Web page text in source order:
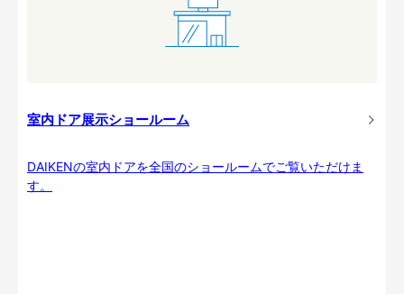
室内ドア展示ショールーム
DAIKENの室内ドアを全国のショールームでご覧いただけま
す。